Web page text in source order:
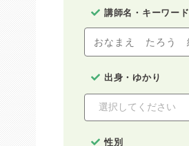
講師名・キーワード
出身・ゆかり
性別